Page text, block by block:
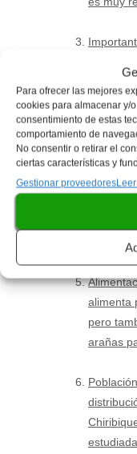
Para ofrecer las mejores
cookies para almacenar y/
consentimiento de estas
comportamiento de
No consentir o retirar el
ciertas características y
Gestionar proveedores
clave del
Tamaño:
gramos.
alimenta
pero
arañas